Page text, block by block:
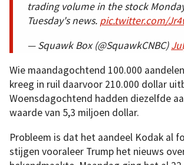
trading volume in the stock
Tuesday's news. pic.twitter.com/
— Squawk Box (@SquawkCNBC)
Wie maandagochtend 100.000
kreeg in ruil daarvoor 210.000 dollar
Woensdagochtend hadden diezelfde
waarde van 5,3 miljoen dollar.
Probleem is dat het aandeel Kodak al
stijgen vooraleer Trump het nieuws